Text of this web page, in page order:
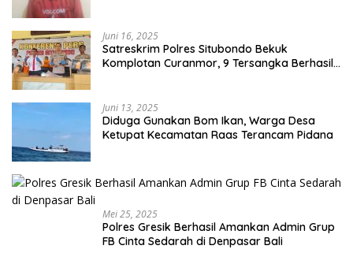
Juni 16, 2025
Satreskrim Polres Situbondo Bekuk
Komplotan Curanmor, 9 Tersangka Berhasil
Juni 13, 2025
Diduga Gunakan Bom Ikan, Warga Desa
Ketupat Kecamatan Raas Terancam Pidana
Mei 25, 2025
Polres Gresik Berhasil Amankan Admin Grup
FB Cinta Sedarah di Denpasar Bali